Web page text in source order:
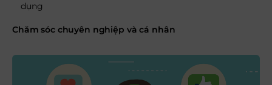
dụng
Chăm sóc chuyên nghiệp và cá nhân